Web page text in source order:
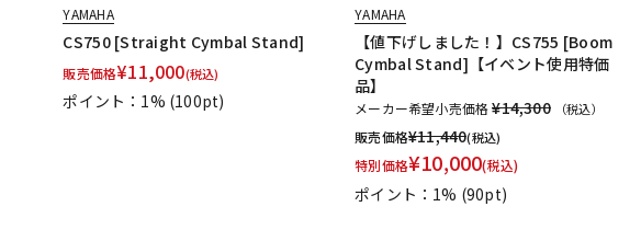
YAMAHA
CS750 [Straight Cymbal Stand]
販売価格¥11,000(税込)
ポイント：1% (100pt)
YAMAHA
【値下げしました！】CS755 [Boom
Cymbal Stand]【イベント使用特価
品】
メーカー希望小売価格¥14,300 （税込）
販売価格¥11,440(税込)
特別価格¥10,000(税込)
ポイント：1% (90pt)